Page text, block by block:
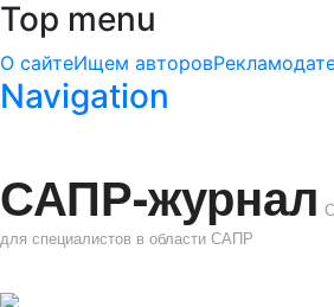
Top menu
О сайтеИщем авторов
Navigation
САПР-журнал
для специалистов в области САПР